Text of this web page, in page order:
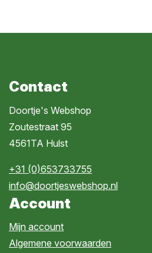
Contact
Doortje's Webshop
Zoutestraat 95
4561TA Hulst
+31 (0)653733755
info@doortjeswebshop.nl
Account
Mijn account
Algemene voorwaarden